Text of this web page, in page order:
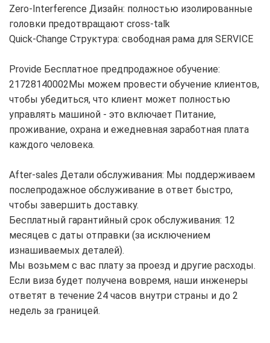
Zero-Interference Дизайн: полностью изолированные
головки предотвращают cross-talk
Quick-Change Структура: свободная рама для SERVICE
Provide Бесплатное предпродажное обучение:
21728140002Мы можем провести обучение клиентов,
чтобы убедиться, что клиент может полностью
управлять машиной - это включает Питание,
проживание, охрана и ежедневная заработная плата
каждого человека.
After-sales Детали обслуживания: Мы поддерживаем
послепродажное обслуживание в ответ быстро,
чтобы завершить доставку.
Бесплатный гарантийный срок обслуживания: 12
месяцев с даты отправки (за исключением
изнашиваемых деталей).
Мы возьмем с вас плату за проезд и другие расходы.
Если виза будет получена вовремя, наши инженеры
ответят в течение 24 часов внутри страны и до 2
недель за границей.